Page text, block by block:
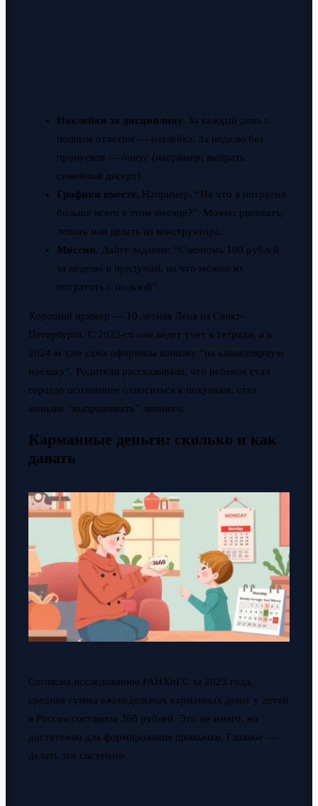
Наклейки за дисциплину. За каждый день с
полным отчетом — наклейка. За неделю без
пропусков — бонус (например, выбрать
семейный десерт).
Графики вместе. Например, “На что я потратил
больше всего в этом месяце?”. Можно рисовать,
лепить или делать из конструктора.
Миссии. Дайте задание: “Сэкономь 100 рублей
за неделю и придумай, на что можно их
потратить с пользой”.
Хороший пример — 10-летняя Лена из Санкт-
Петербурга. С 2022-го она ведет учет в тетради, а в
2024-м уже сама оформила копилку “на каникулярную
поездку”. Родители рассказывали, что ребенок стал
гораздо осознаннее относиться к покупкам, стал
меньше “выпрашивать” лишнего.
Карманные деньги: сколько и как
давать
Согласно исследованию РАНХиГС за 2023 года,
средняя сумма еженедельных карманных денег у детей
в России составила 360 рублей. Это не много, но
достаточно для формирования привычки. Главное —
делать это системно: